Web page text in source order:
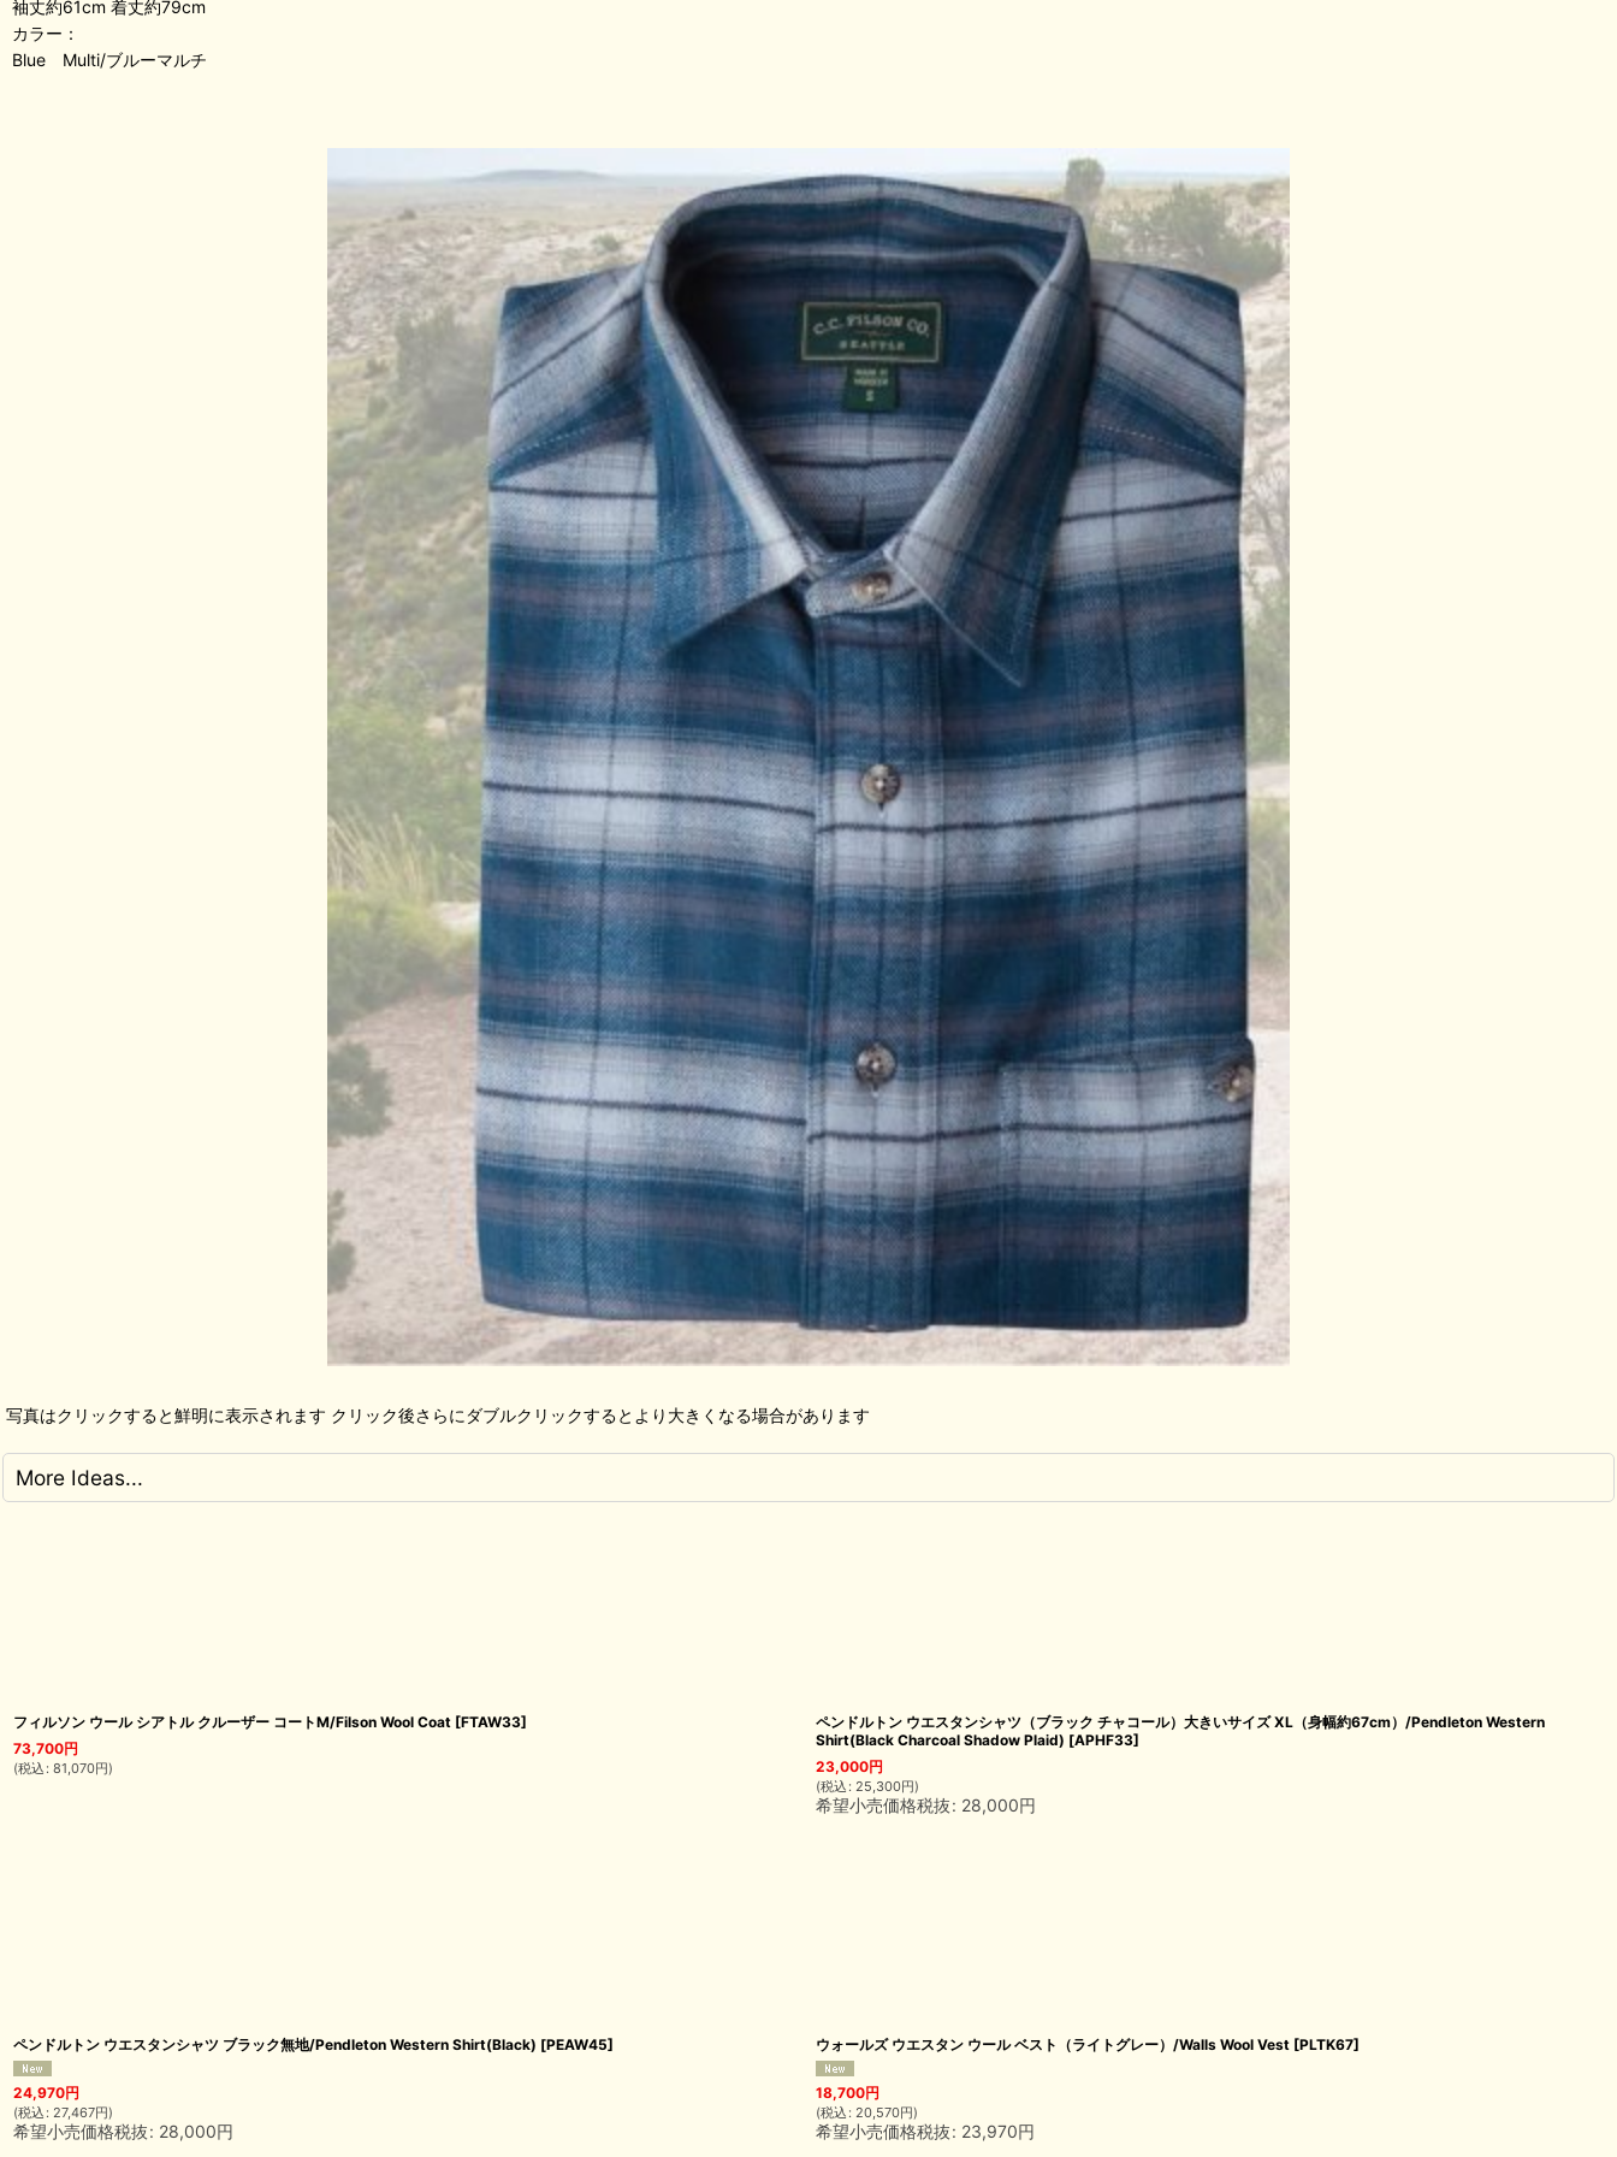
袖丈約61cm 着丈約79cm
カラー：
Blue Multi/ブルーマルチ
写真はクリックすると鮮明に表示されます クリック後さらにダブルクリックするとより大きくなる場合があります
More Ideas...
フィルソン ウール シアトル クルーザー コートM/Filson Wool Coat [FTAW33]
73,700円
(税込 : 81,070円)
ペンドルトン ウエスタンシャツ（ブラック チャコール）大きいサイズ XL（身幅約67cm）/Pendleton Western
Shirt(Black Charcoal Shadow Plaid) [APHF33]
23,000円
(税込 : 25,300円)
希望小売価格税抜: 28,000円
ペンドルトン ウエスタンシャツ ブラック無地/Pendleton Western Shirt(Black) [PEAW45]
24,970円
(税込 : 27,467円)
希望小売価格税抜: 28,000円
ウォールズ ウエスタン ウール ベスト（ライトグレー）/Walls Wool Vest [PLTK67]
18,700円
(税込 : 20,570円)
希望小売価格税抜: 23,970円